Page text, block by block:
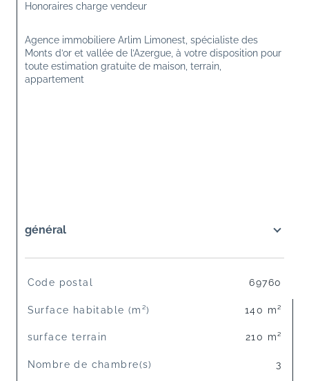
Honoraires charge vendeur
Agence immobiliere Arlim Limonest, spécialiste des
Monts d’or et vallée de l’Azergue, à votre disposition pour
toute estimation gratuite de maison, terrain,
appartement
général
TRAD_SIROCCO_Caracteristique
Code postal 69760
Surface habitable (m²) 140 m²
surface terrain 210 m²
Nombre de chambre(s) 3